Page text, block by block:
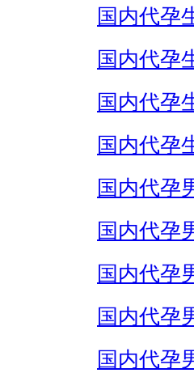
国内代孕
国内代孕
国内代孕
国内代孕
国内代孕
国内代孕
国内代孕
国内代孕
国内代孕